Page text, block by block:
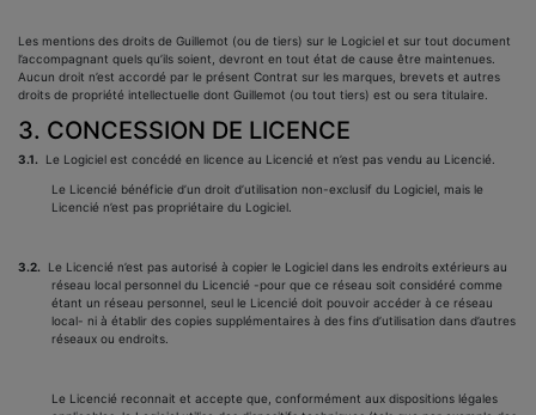
Les mentions des droits de Guillemot (ou de tiers) sur le Logiciel et sur tout document
l’accompagnant quels qu’ils soient, devront en tout état de cause être maintenues.
Aucun droit n’est accordé par le présent Contrat sur les marques, brevets et autres
droits de propriété intellectuelle dont Guillemot (ou tout tiers) est ou sera titulaire.
3. CONCESSION DE LICENCE
3.1. Le Logiciel est concédé en licence au Licencié et n’est pas vendu au Licencié.
Le Licencié bénéficie d’un droit d’utilisation non-exclusif du Logiciel, mais le
Licencié n’est pas propriétaire du Logiciel.
3.2.
Le Licencié n’est pas autorisé à copier le Logiciel dans les endroits extérieurs au
réseau local personnel du Licencié -pour que ce réseau soit considéré comme
étant un réseau personnel, seul le Licencié doit pouvoir accéder à ce réseau
local- ni à établir des copies supplémentaires à des fins d’utilisation dans d’autres
réseaux ou endroits.
Le Licencié reconnait et accepte que, conformément aux dispositions légales